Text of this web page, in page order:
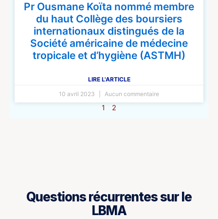
Pr Ousmane Koïta nommé membre
du haut Collège des boursiers
internationaux distingués de la
Société américaine de médecine
tropicale et d’hygiène (ASTMH)
LIRE L'ARTICLE
10 avril 2023
Aucun commentaire
1 2
Questions récurrentes sur le
LBMA